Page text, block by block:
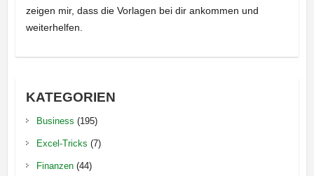
zeigen mir, dass die Vorlagen bei dir ankommen und
weiterhelfen.
KATEGORIEN
Business (195)
Excel-Tricks (7)
Finanzen(44)